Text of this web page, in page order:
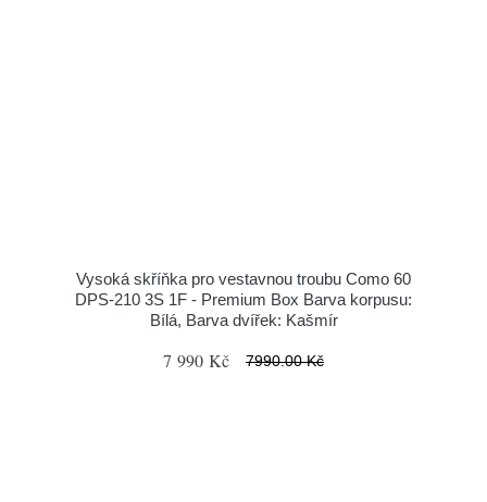
Vysoká skříňka pro vestavnou troubu Como 60
DPS-210 3S 1F - Premium Box Barva korpusu:
Bílá, Barva dvířek: Kašmír
7 990 Kč 7990.00 Kč